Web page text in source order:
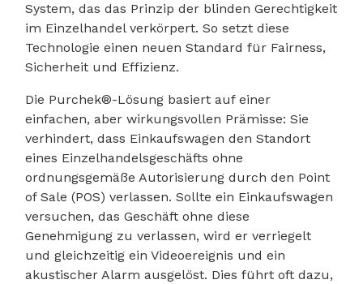
System, das das Prinzip der blinden Gerechtigkeit
im Einzelhandel verkörpert. So setzt diese
Technologie einen neuen Standard für Fairness,
Sicherheit und Effizienz.
Die Purchek®-Lösung basiert auf einer
einfachen, aber wirkungsvollen Prämisse: Sie
verhindert, dass Einkaufswagen den Standort
eines Einzelhandelsgeschäfts ohne
ordnungsgemäße Autorisierung durch den Point
of Sale (POS) verlassen. Sollte ein Einkaufswagen
versuchen, das Geschäft ohne diese
Genehmigung zu verlassen, wird er verriegelt
und gleichzeitig ein Videoereignis und ein
akustischer Alarm ausgelöst. Dies führt oft dazu,